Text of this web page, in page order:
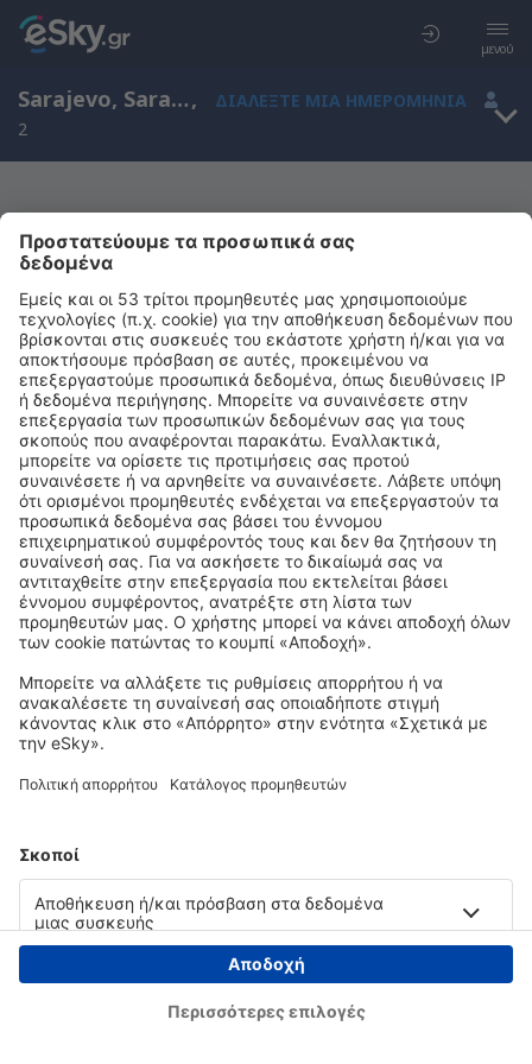
μενού
Sarajevo, Sarajevo Intl Airport, Federation of Bosnia and Herzegovina, Βοσνία και Ερζεγοβίνη (SJJ),
ΔΙΑΛΈΞΤΕ ΜΙΑ ΗΜΕΡΟΜΗΝΊΑ
2
Μας συγχωρείτε, δεν υπάρχουν
αποτελέσματα για την αναζήτησή σας
Προσπαθήστε να κάνετε αναζήτηση με διαφορετικά κριτήρια
Copyright © eSky.gr. Με την επιφύλαξη παντός νομίμου δικαιώματος.